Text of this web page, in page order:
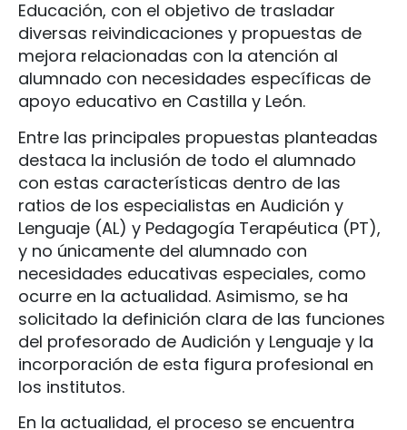
Educación, con el objetivo de trasladar
diversas reivindicaciones y propuestas de
mejora relacionadas con la atención al
alumnado con necesidades específicas de
apoyo educativo en Castilla y León.
Entre las principales propuestas planteadas
destaca la inclusión de todo el alumnado
con estas características dentro de las
ratios de los especialistas en Audición y
Lenguaje (AL) y Pedagogía Terapéutica (PT),
y no únicamente del alumnado con
necesidades educativas especiales, como
ocurre en la actualidad. Asimismo, se ha
solicitado la definición clara de las funciones
del profesorado de Audición y Lenguaje y la
incorporación de esta figura profesional en
los institutos.
En la actualidad, el proceso se encuentra